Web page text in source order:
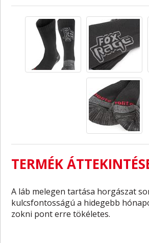
TERMÉK
A láb melegen tartása horgászat
kulcsfontosságú a hidegebb
zokni pont erre tökéletes.